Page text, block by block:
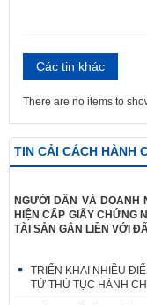
Các tin khác
There are no items to
TIN CẢI CÁCH HÀNH
NGƯỜI DÂN VÀ DOANH
HIỆN CẤP GIẤY CHỨNG
TÀI SẢN GẮN LIỀN VỚI
TRIỂN KHAI NHIỀU
TỬ THỦ TỤC HÀNH